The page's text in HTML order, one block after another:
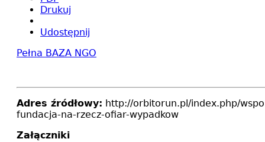
Drukuj
Udostępnij
Pełna BAZA NGO
Adres źródłowy: http://orbitorun.pl/index.php/
fundacja-na-rzecz-ofiar-wypadkow
Załączniki